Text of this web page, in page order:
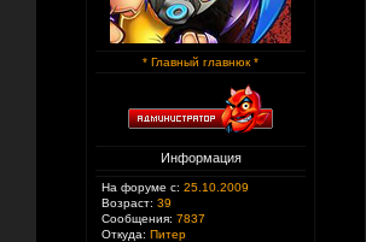
* Главный главнюк *
Информация
На форуме с: 25.10.2009
Возраст: 39
Сообщения: 7837
Откуда: Питер